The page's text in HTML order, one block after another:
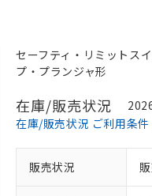
セーフティ・リミットス
プ・プランジャ形
在庫/販売状況
在庫/販売状況 ご利用条件
販売状況